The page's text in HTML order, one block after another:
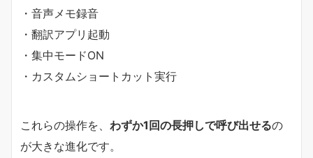
・音声メモ録音
・翻訳アプリ起動
・集中モードON
・カスタムショートカット実行
これらの操作を、 わずか1回の長押しで呼び出せるの
が大きな進化です。